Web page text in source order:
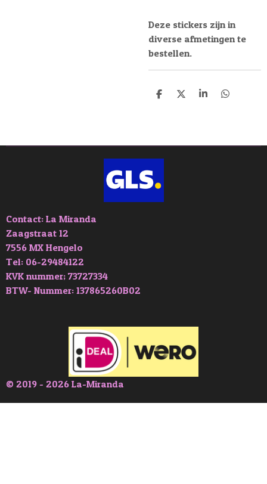
Deze stickers zijn in
diverse afmetingen te
bestellen.
D
D
S
D
Contact: La Miranda
Zaagstraat 12
7556 MX Hengelo
Tel: 06-29484122
KVK nummer; 73727334
BTW- Nummer: 137865260B02
© 2019 - 2026 La-Miranda